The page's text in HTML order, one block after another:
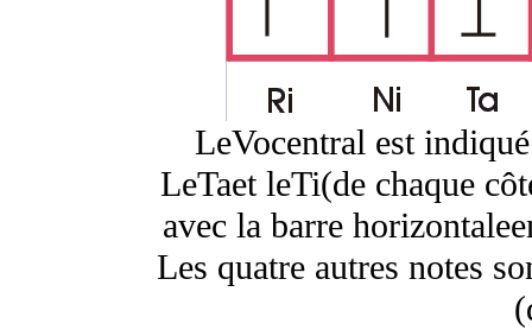
LeVocentral est
LeTaet leTi(de chaque
avec la barre horizontale
Les quatre autres notes